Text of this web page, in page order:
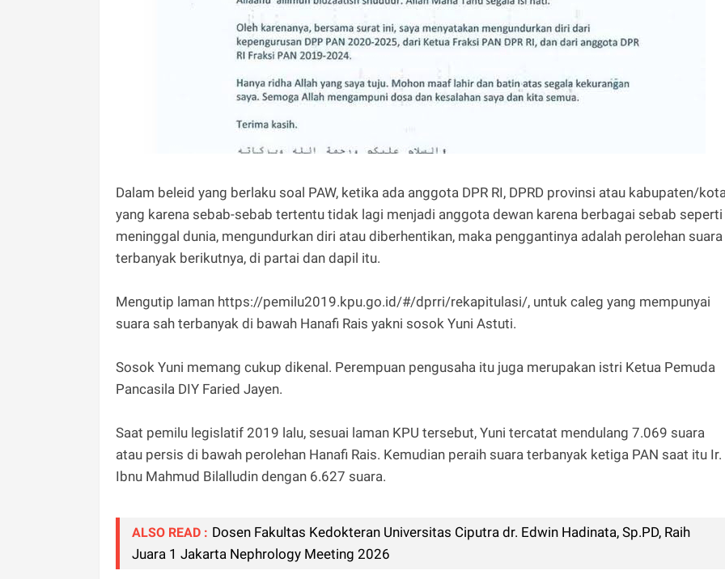
Dalam beleid yang berlaku soal PAW, ketika ada anggota DPR RI, DPRD provinsi atau kabupaten/
yang karena sebab-sebab tertentu tidak lagi menjadi anggota dewan karena berbagai sebab seperti
meninggal dunia, mengundurkan diri atau diberhentikan, maka penggantinya adalah perolehan suara
terbanyak berikutnya, di partai dan dapil itu.
Mengutip laman https://pemilu2019.kpu.go.id/#/dprri/rekapitulasi/, untuk caleg yang mempunyai
suara sah terbanyak di bawah Hanafi Rais yakni sosok Yuni Astuti.
Sosok Yuni memang cukup dikenal. Perempuan pengusaha itu juga merupakan istri Ketua Pemuda
Pancasila DIY Faried Jayen.
Saat pemilu legislatif 2019 lalu, sesuai laman KPU tersebut, Yuni tercatat mendulang 7.069 suara
atau persis di bawah perolehan Hanafi Rais. Kemudian peraih suara terbanyak ketiga PAN saat itu Ir.
Ibnu Mahmud Bilalludin dengan 6.627 suara.
ALSO READ : Dosen Fakultas Kedokteran Universitas Ciputra dr. Edwin Hadinata, Sp.PD, Raih
Juara 1 Jakarta Nephrology Meeting 2026